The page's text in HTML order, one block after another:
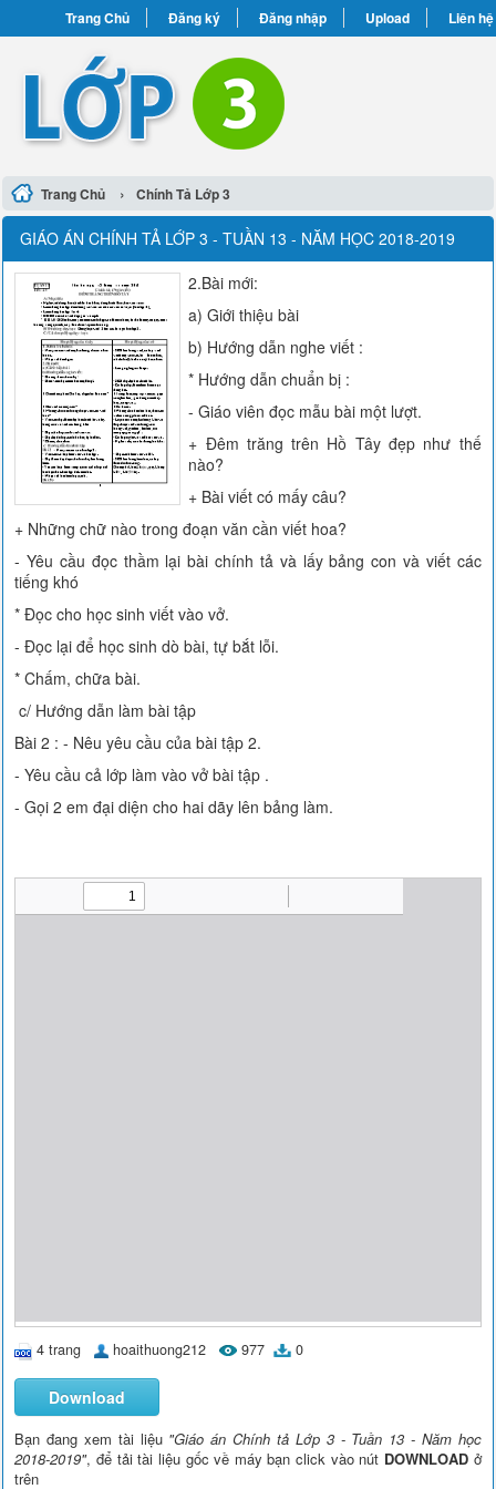
Trang Chủ Đăng ký Đăng nhập Upload Liên hệ
Trang Chủ › Chính Tả Lớp 3
GIÁO ÁN CHÍNH TẢ LỚP 3 - TUẦN 13 - NĂM HỌC 2018-2019
2.Bài mới:
a) Giới thiệu bài
b) Hướng dẫn nghe viết :
* Hướng dẫn chuẩn bị :
- Giáo viên đọc mẫu bài một lượt.
+ Đêm trăng trên Hồ Tây đẹp như thế
nào?
+ Bài viết có mấy câu?
+ Những chữ nào trong đoạn văn cần viết hoa?
- Yêu cầu đọc thầm lại bài chính tả và lấy bảng con và viết các
tiếng khó
* Đọc cho học sinh viết vào vở.
- Đọc lại để học sinh dò bài, tự bắt lỗi.
* Chấm, chữa bài.
c/ Hướng dẫn làm bài tập
Bài 2 : - Nêu yêu cầu của bài tập 2.
- Yêu cầu cả lớp làm vào vở bài tập .
- Gọi 2 em đại diện cho hai dãy lên bảng làm.
4 trang hoaithuong212 977 0
Download
Bạn đang xem tài liệu "Giáo án Chính tả Lớp 3 - Tuần 13 - Năm học
2018-2019", để tải tài liệu gốc về máy bạn click vào nút DOWNLOAD ở
trên